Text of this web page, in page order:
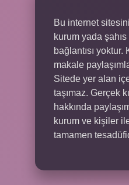
Bu internet
kurum yada
bağlantısı
makale
Sitede yer alan
taşımaz. Gerçek
hakkında
kurum ve kişiler
tamamen